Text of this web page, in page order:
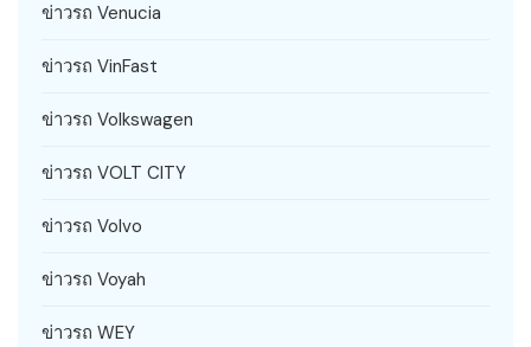
ข่าวรถ Venucia
ข่าวรถ VinFast
ข่าวรถ Volkswagen
ข่าวรถ VOLT CITY
ข่าวรถ Volvo
ข่าวรถ Voyah
ข่าวรถ WEY